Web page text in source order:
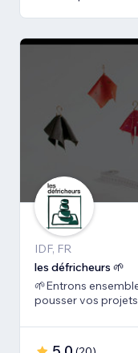
IDF, FR
les défricheurs 🌱
🌱Entrons
pousser vos projets